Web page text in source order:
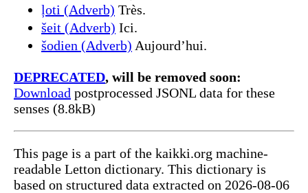
ļoti (Adverb) Très.
šeit (Adverb) Ici.
šodien (Adverb) Aujourd’hui.
DEPRECATED, will be removed soon:
Download postprocessed JSONL data for these
senses (8.8kB)
This page is a part of the kaikki.org machine-
readable Letton dictionary. This dictionary is
based on structured data extracted on 2026-08-06